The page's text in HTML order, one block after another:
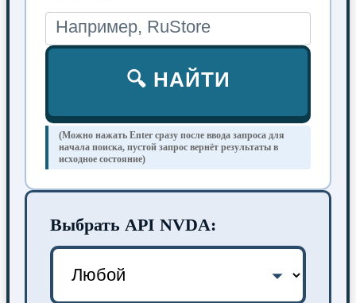
(Можно нажать Enter сразу после ввода запроса для
начала поиска, пустой запрос вернёт результаты в
исходное состояние)
🔍 НАЙТИ
Выбрать API NVDA: